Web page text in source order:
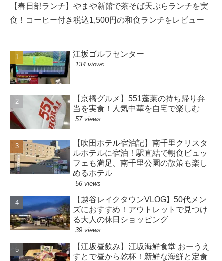
【春日部ランチ】やまや新館で茶そば天ぷらランチを実
食！コーヒー付き税込1,500円の和食ランチをレビュー
江坂ゴルフセンター
134 views
【京橋グルメ】551蓬莱の持ち帰り弁
当を実食！人気中華を自宅で楽しむ
57 views
【吹田ホテル宿泊記】南千里クリスタ
ルホテルに宿泊！駅直結で朝食ビュッ
フェも満足、南千里公園の散策も楽し
めるホテル
56 views
【越谷レイクタウンVLOG】50代メン
ズにおすすめ！アウトレットで見つけ
る大人の休日ショッピング
39 views
【江坂昼飲み】江坂海鮮食堂 おーうえ
すとで昼から乾杯！新鮮な海鮮と定食